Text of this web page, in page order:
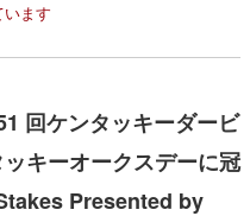
ます
回ケンタッキーダービ
キーオークスデーに冠
Presented by